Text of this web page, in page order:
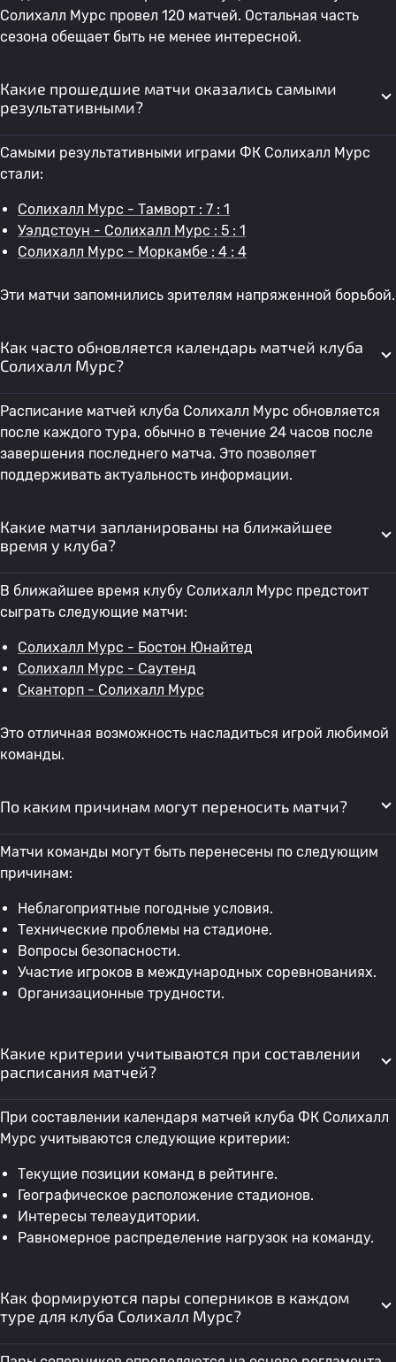
Солихалл Мурс провел 120 матчей. Остальная часть
сезона обещает быть не менее интересной.
Какие прошедшие матчи оказались самыми
результативными?
Самыми результативными играми ФК Солихалл Мурс
стали:
Солихалл Мурс - Тамворт : 7 : 1
Уэлдстоун - Солихалл Мурс : 5 : 1
Солихалл Мурс - Моркамбе : 4 : 4
Эти матчи запомнились зрителям напряженной борьбой.
Как часто обновляется календарь матчей клуба
Солихалл Мурс?
Расписание матчей клуба Солихалл Мурс обновляется
после каждого тура, обычно в течение 24 часов после
завершения последнего матча. Это позволяет
поддерживать актуальность информации.
Какие матчи запланированы на ближайшее
время у клуба?
В ближайшее время клубу Солихалл Мурс предстоит
сыграть следующие матчи:
Солихалл Мурс - Бостон Юнайтед
Солихалл Мурс - Саутенд
Сканторп - Солихалл Мурс
Это отличная возможность насладиться игрой любимой
команды.
По каким причинам могут переносить матчи?
Матчи команды могут быть перенесены по следующим
причинам:
Неблагоприятные погодные условия.
Технические проблемы на стадионе.
Вопросы безопасности.
Участие игроков в международных соревнованиях.
Организационные трудности.
Какие критерии учитываются при составлении
расписания матчей?
При составлении календаря матчей клуба ФК Солихалл
Мурс учитываются следующие критерии:
Текущие позиции команд в рейтинге.
Географическое расположение стадионов.
Интересы телеаудитории.
Равномерное распределение нагрузок на команду.
Как формируются пары соперников в каждом
туре для клуба Солихалл Мурс?